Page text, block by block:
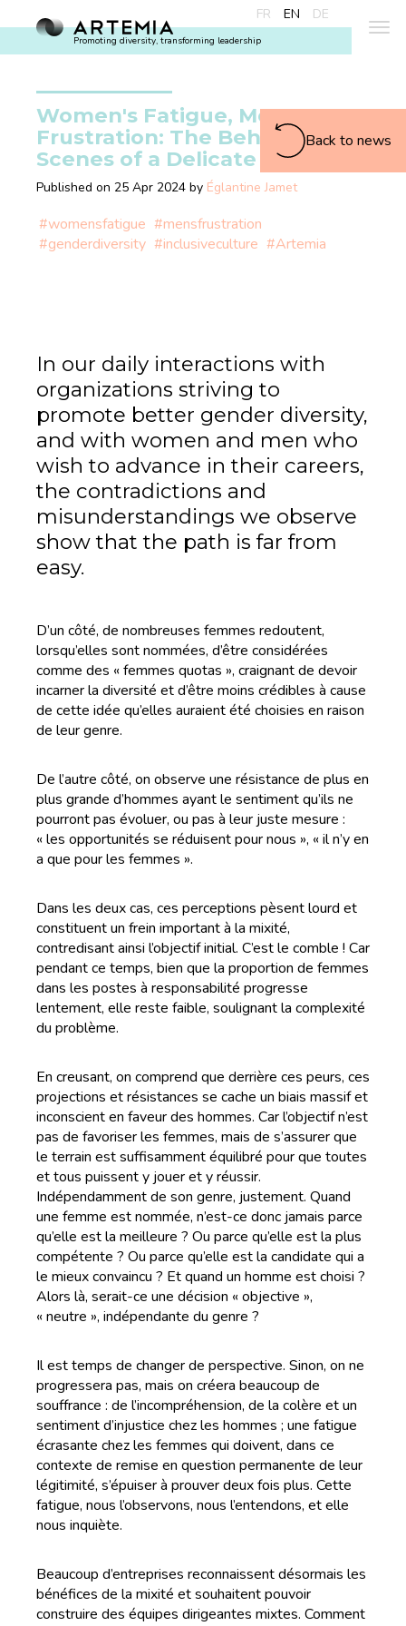
FR EN DE
Promoting diversity, transforming leadership
Women's Fatigue, Men's
Frustration: The Behind-the-
Scenes of a Delicate Equation
Published on 25 Apr 2024 by Églantine Jamet
#womensfatigue #mensfrustration
#genderdiversity #inclusiveculture #Artemia
In our daily interactions with
organizations striving to
promote better gender diversity,
and with women and men who
wish to advance in their careers,
the contradictions and
misunderstandings we observe
show that the path is far from
easy.
D’un côté, de nombreuses femmes redoutent,
lorsqu’elles sont nommées, d’être considérées
comme des « femmes quotas », craignant de devoir
incarner la diversité et d’être moins crédibles à cause
de cette idée qu’elles auraient été choisies en raison
de leur genre.
De l’autre côté, on observe une résistance de plus en
plus grande d’hommes ayant le sentiment qu’ils ne
pourront pas évoluer, ou pas à leur juste mesure :
« les opportunités se réduisent pour nous », « il n’y en
a que pour les femmes ».
Dans les deux cas, ces perceptions pèsent lourd et
constituent un frein important à la mixité,
contredisant ainsi l’objectif initial. C’est le comble ! Car
pendant ce temps, bien que la proportion de femmes
dans les postes à responsabilité progresse
lentement, elle reste faible, soulignant la complexité
du problème.
En creusant, on comprend que derrière ces peurs, ces
projections et résistances se cache un biais massif et
inconscient en faveur des hommes. Car l’objectif n’est
pas de favoriser les femmes, mais de s’assurer que
le terrain est suffisamment équilibré pour que toutes
et tous puissent y jouer et y réussir.
Indépendamment de son genre, justement. Quand
une femme est nommée, n’est-ce donc jamais parce
qu’elle est la meilleure ? Ou parce qu’elle est la plus
compétente ? Ou parce qu’elle est la candidate qui a
le mieux convaincu ? Et quand un homme est choisi ?
Alors là, serait-ce une décision « objective »,
« neutre », indépendante du genre ?
Il est temps de changer de perspective. Sinon, on ne
progressera pas, mais on créera beaucoup de
souffrance : de l’incompréhension, de la colère et un
sentiment d’injustice chez les hommes ; une fatigue
écrasante chez les femmes qui doivent, dans ce
contexte de remise en question permanente de leur
légitimité, s’épuiser à prouver deux fois plus. Cette
fatigue, nous l’observons, nous l’entendons, et elle
nous inquiète.
Beaucoup d’entreprises reconnaissent désormais les
bénéfices de la mixité et souhaitent pouvoir
construire des équipes dirigeantes mixtes. Comment
Back to news